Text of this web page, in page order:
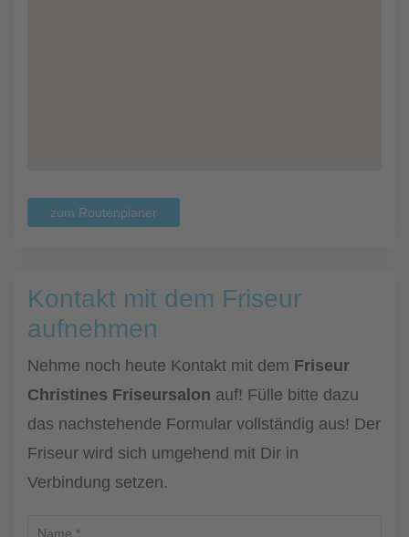
zum Routenplaner
Kontakt mit dem Friseur
aufnehmen
Nehme noch heute Kontakt mit dem Friseur
Christines Friseursalon auf! Fülle bitte dazu
das nachstehende Formular vollständig aus! Der
Friseur wird sich umgehend mit Dir in
Verbindung setzen.